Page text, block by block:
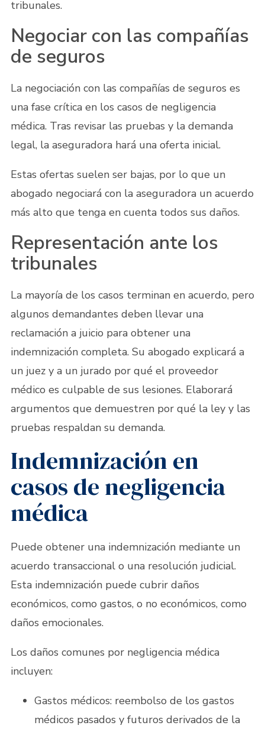
tribunales.
Negociar con las compañías
de seguros
La negociación con las compañías de seguros es
una fase crítica en los casos de negligencia
médica. Tras revisar las pruebas y la demanda
legal, la aseguradora hará una oferta inicial.
Estas ofertas suelen ser bajas, por lo que un
abogado negociará con la aseguradora un acuerdo
más alto que tenga en cuenta todos sus daños.
Representación ante los
tribunales
La mayoría de los casos terminan en acuerdo, pero
algunos demandantes deben llevar una
reclamación a juicio para obtener una
indemnización completa. Su abogado explicará a
un juez y a un jurado por qué el proveedor
médico es culpable de sus lesiones. Elaborará
argumentos que demuestren por qué la ley y las
pruebas respaldan su demanda.
Indemnización en
casos de negligencia
médica
Puede obtener una indemnización mediante un
acuerdo transaccional o una resolución judicial.
Esta indemnización puede cubrir daños
económicos, como gastos, o no económicos, como
daños emocionales.
Los daños comunes por negligencia médica
incluyen:
Gastos médicos: reembolso de los gastos
médicos pasados y futuros derivados de la